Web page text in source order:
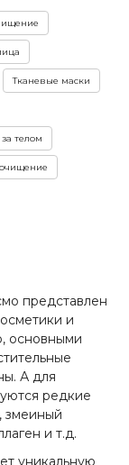
Тканевые маски
телом
очищение
представлен
и
основными
А для
редкие
змеиный
и т.д.
уникальную